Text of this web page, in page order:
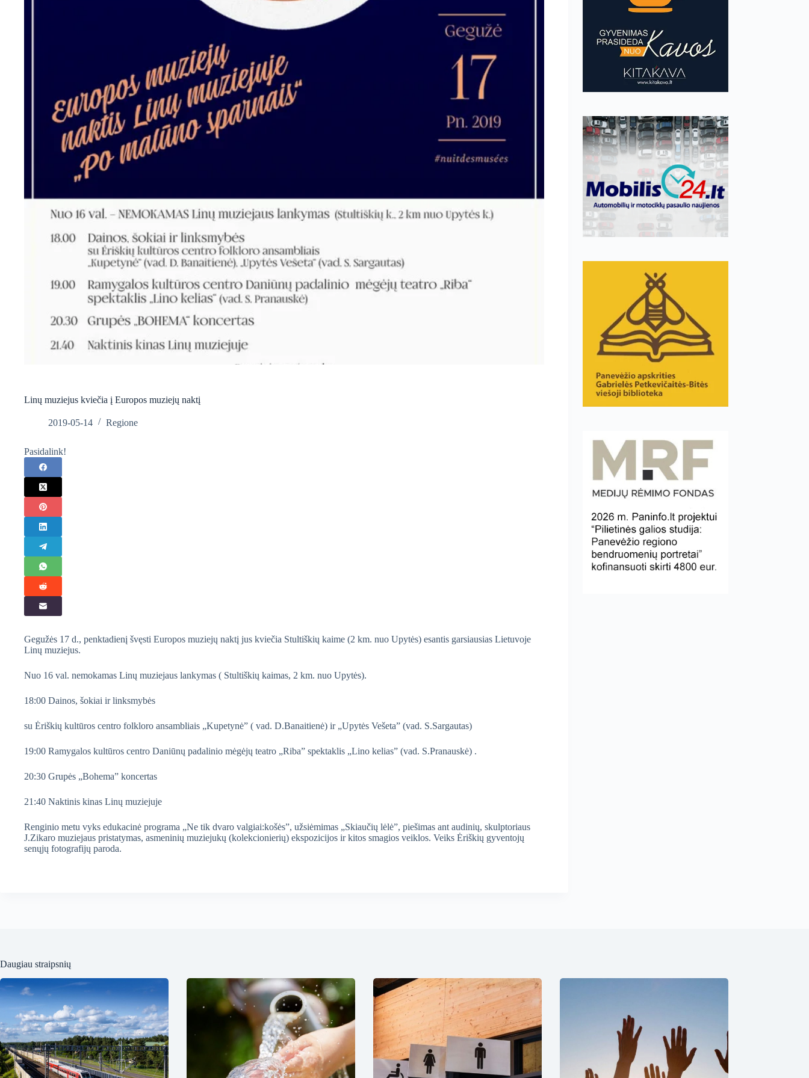
Linų muziejus kviečia į Europos muziejų naktį
2019-05-14 Regione
Pasidalink!
Gegužės 17 d., penktadienį švęsti Europos muziejų naktį jus kviečia Stultiškių kaime (2 km. nuo Upytės) esantis garsiausias Lietuvoje
Linų muziejus.
Nuo 16 val. nemokamas Linų muziejaus lankymas ( Stultiškių kaimas, 2 km. nuo Upytės).
18:00 Dainos, šokiai ir linksmybės
su Ėriškių kultūros centro folkloro ansambliais „Kupetynė” ( vad. D.Banaitienė) ir „Upytės Vešeta” (vad. S.Sargautas)
19:00 Ramygalos kultūros centro Daniūnų padalinio mėgėjų teatro „Riba” spektaklis „Lino kelias” (vad. S.Pranauskė) .
20:30 Grupės „Bohema” koncertas
21:40 Naktinis kinas Linų muziejuje
Renginio metu vyks edukacinė programa „Ne tik dvaro valgiai:košės”, užsiėmimas „Skiaučių lėlė”, piešimas ant audinių, skulptoriaus
J.Zikaro muziejaus pristatymas, asmeninių muziejukų (kolekcionierių) ekspozicijos ir kitos smagios veiklos. Veiks Ėriškių gyventojų
senųjų fotografijų paroda.
Daugiau straipsnių